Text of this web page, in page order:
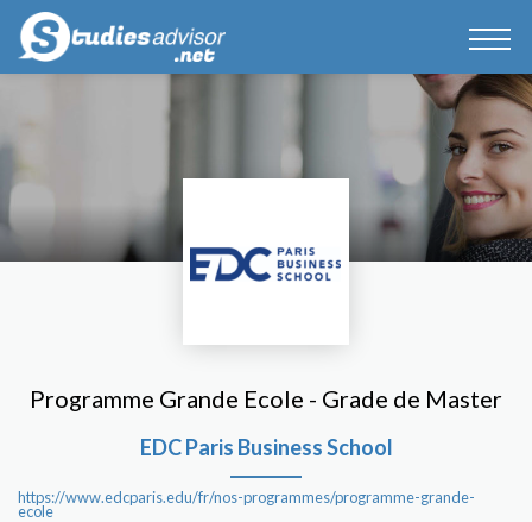
Programme Grande Ecole - Grade de Master
EDC Paris Business School
https://www.edcparis.edu/fr/nos-programmes/programme-grande-
ecole